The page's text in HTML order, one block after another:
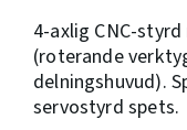
4-axlig CNC-
(roterande
delningshuvud).
servostyrd spets.